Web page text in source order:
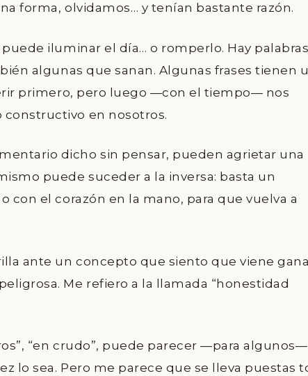
forma, olvidamos… y tenían bastante razón.
iluminar el día… o romperlo. Hay palabras
algunas que sanan. Algunas frases tienen
primero, pero luego —con el tiempo— nos
en nosotros.
dicho sin pensar, pueden agrietar una
puede suceder a la inversa: basta un
con el corazón en la mano, para que vuelva a
ante un concepto que siento que viene
Me refiero a la llamada “honestidad
“en crudo”, puede parecer —para
lo sea. Pero me parece que se lleva puestas